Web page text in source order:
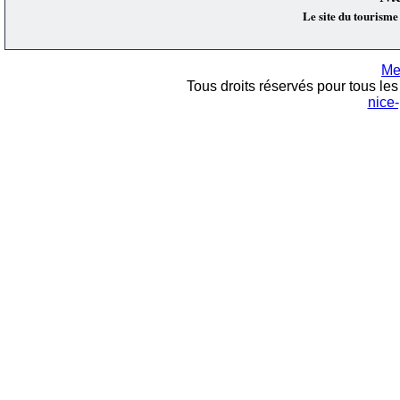
Le site du
Tous droits réservés pour tous